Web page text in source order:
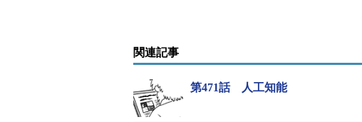
関連記事
第471話 人工知能